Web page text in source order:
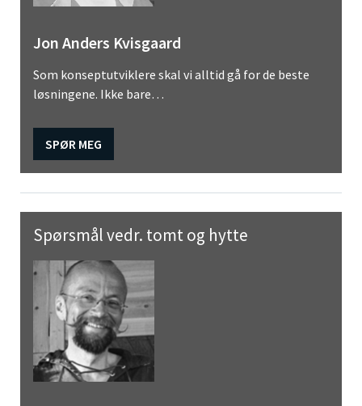
Jon Anders Kvisgaard
Som konseptutviklere skal vi alltid gå for de beste
løsningene. Ikke bare…
SPØR MEG
Spørsmål vedr. tomt og hytte